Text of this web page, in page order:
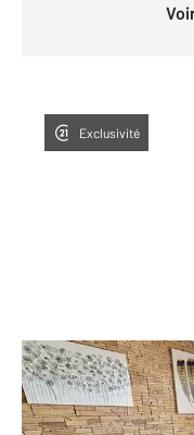
Exclusivité
ARCACHON 33
27 m2, 2 pièces
Ref : 872